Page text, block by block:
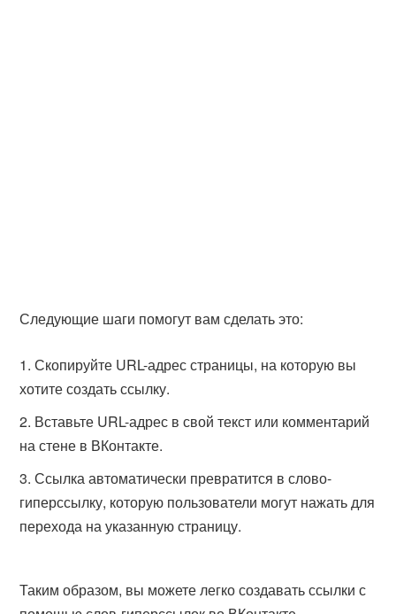
Следующие шаги помогут вам сделать это:
Скопируйте URL-адрес страницы, на которую вы
хотите создать ссылку.
Вставьте URL-адрес в свой текст или комментарий
на стене в ВКонтакте.
Ссылка автоматически превратится в слово-
гиперссылку, которую пользователи могут нажать для
перехода на указанную страницу.
Таким образом, вы можете легко создавать ссылки с